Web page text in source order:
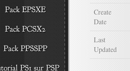
Create
Date
Last
Updated